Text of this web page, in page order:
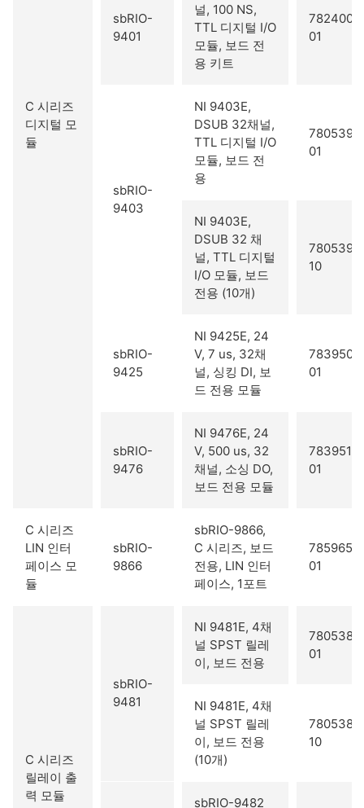
C 시리즈
디지털 모
듈
sbRIO-
9401
널, 100 NS,
TTL 디지털 I/O
모듈, 보드 전
용 키트
782400-
01
sbRIO-
9403
NI 9403E,
DSUB 32채널,
TTL 디지털 I/O
모듈, 보드 전
용
780539-
01
NI 9403E,
DSUB 32 채
널, TTL 디지털
I/O 모듈, 보드
전용 (10개)
780539-
10
sbRIO-
9425
NI 9425E, 24
V, 7 us, 32채
널, 싱킹 DI, 보
드 전용 모듈
783950-
01
sbRIO-
9476
NI 9476E, 24
V, 500 us, 32
채널, 소싱 DO,
보드 전용 모듈
783951-
01
C 시리즈
LIN 인터
페이스 모
듈
sbRIO-
9866
sbRIO-9866,
C 시리즈, 보드
전용, LIN 인터
페이스, 1포트
785965-
01
C 시리즈
릴레이 출
력 모듈
sbRIO-
9481
NI 9481E, 4채
널 SPST 릴레
이, 보드 전용
780538-
01
NI 9481E, 4채
널 SPST 릴레
이, 보드 전용
(10개)
780538-
10
sbRIO-9482